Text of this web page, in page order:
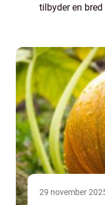
tilbyder en
29 november